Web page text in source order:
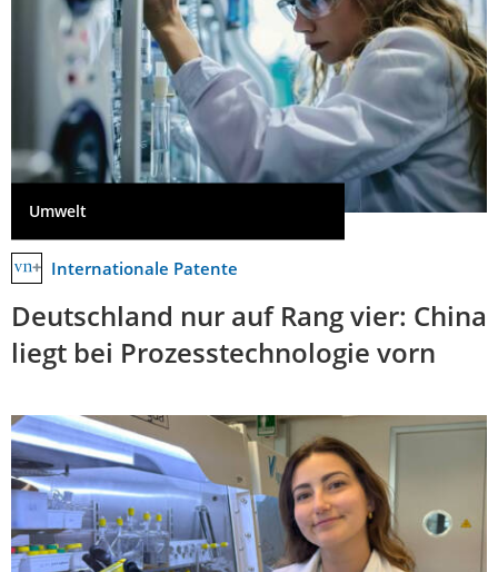
Umwelt
Internationale Patente
Deutschland nur auf Rang vier: China
liegt bei Prozesstechnologie vorn